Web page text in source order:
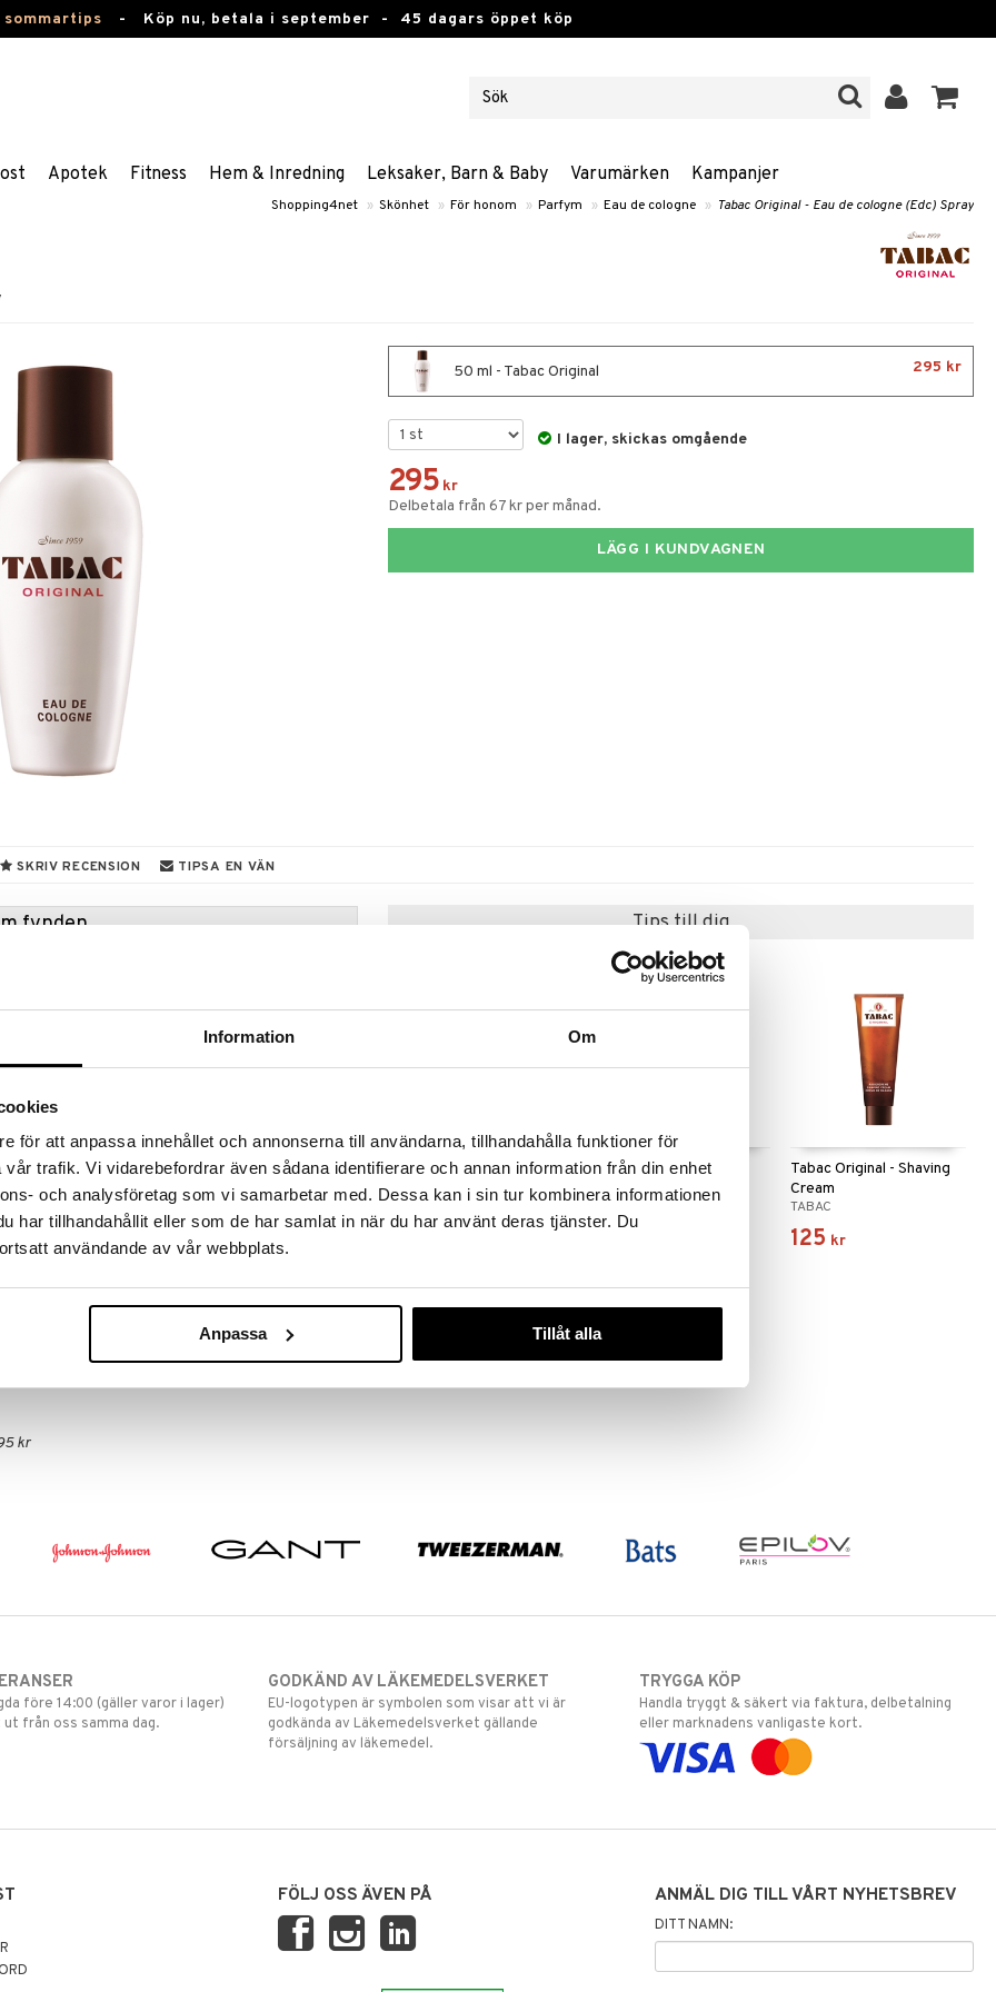
Information Om
för att anpassa innehållet och annonserna till användarna, tillhandahålla funktioner för
trafik. Vi vidarebefordrar även sådana identifierare och annan information från din enhet
och analysföretag som vi samarbetar med. Dessa kan i sin tur kombinera informationen
har tillhandahållit eller som de har samlat in när du har använt deras tjänster. Du
användande av vår webbplats.
Anpassa Tillåt alla
- Köp nu, betala i september - 45 dagars öppet köp
Apotek Fitness Hem & Inredning Leksaker, Barn & Baby Varumärken Kampanjer
Shopping4net » Skönhet » För honom » Parfym » Eau de cologne » Tabac Original - Eau de cologne (Edc) Spray
50 ml - Tabac Original 295 kr
I lager, skickas omgående
295 kr
Delbetala från 67 kr per månad.
LÄGG I KUNDVAGNEN
SKRIV RECENSION TIPSA EN VÄN
fynden
fram till 31/8-2026, men var snabb - dina
som lanserades 1959. Det är en aromatisk,
känns manlig och klassisk!
den världsvane gentlemannens elegans.
bergamott, citron
kr
Tips till dig
Finns i flera varianter
Tabac Original -
Aftershave
TABAC
Tabac Original -
Deodorant Stick
TABAC
Tabac Original - Shaving
Cream
TABAC
125 kr
före 14:00 (gäller varor i lager)
från oss samma dag.
GODKÄND AV LÄKEMEDELSVERKET
EU-logotypen är symbolen som visar att vi är
godkända av Läkemedelsverket gällande
försäljning av läkemedel.
TRYGGA KÖP
Handla tryggt & säkert via faktura, delbetalning
eller marknadens vanligaste kort.
FÖLJ OSS ÄVEN PÅ ANMÄL DIG TILL VÅRT NYHETSBREV
DITT NAMN: